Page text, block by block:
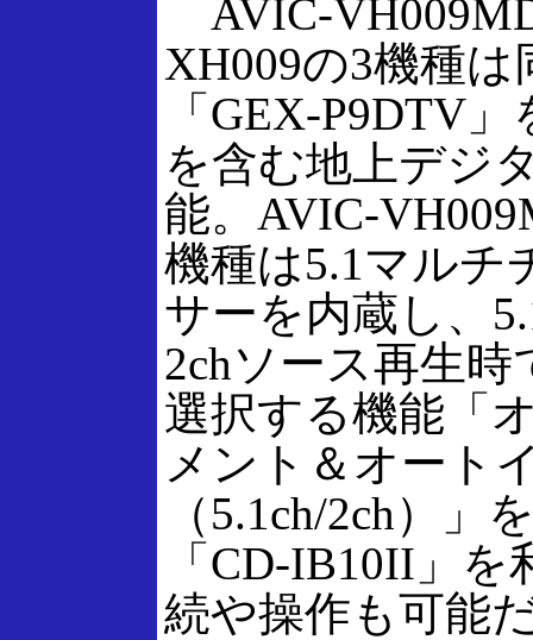
AVIC-
XH009の3機種
「GEX-P9DTV
を含む地上デジ
能。AVIC-
機種は5.1マルチ
サーを内蔵し、
2chソース再生
選択する機能「
メント＆オート
（5.1ch/2ch）」
「CD-IB10II」
続や操作も可能